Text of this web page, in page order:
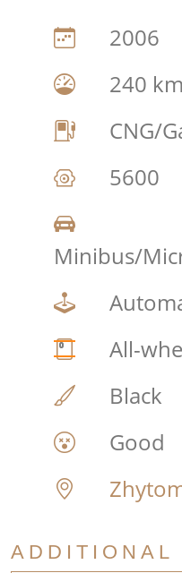
2006
240 km
CNG/
5600
Minibus/
All-
Black
Good
ADDITIONAL